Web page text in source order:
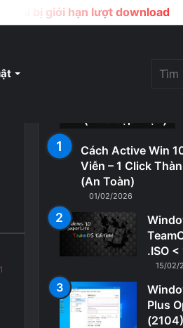
khi bị giới hạn lượt download
Switch
skin
Cách Active Win
Viễn – 1 Click
(An Toàn)
01/02/2026
.ISO <
15/02/
Plus